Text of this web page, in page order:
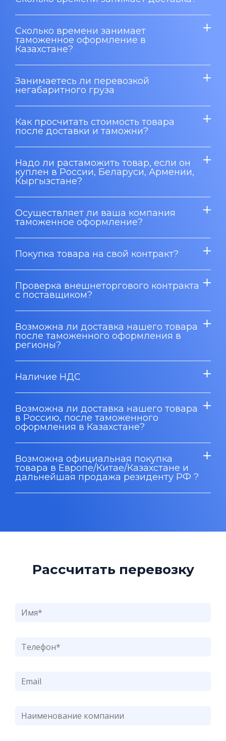
Сколько времени занимает
таможенное оформление в
Казахстане?
Занимаетесь ли перевозкой
негабаритного груза
Как просчитать стоимость товара
после доставки и таможни?
Надо ли растаможить товар, если он
куплен в России, Беларуси, Армении,
Кыргызстане?
Осуществляет ли ваша компания
таможенное оформление?
Покупка товара на свой контракт?
Проверка внешнеторгового контракта
с поставщиком?
Возможна ли доставка нашего товара
после таможенного оформления в
регионы?
Наличие НДС
Возможна ли доставка нашего товара
в Россию, после таможенного
оформления в Казахстане?
Возможна официальная покупка
товара в Европе/Китае/Казахстане и
дальнейшая продажа резиденту РФ ?
Рассчитать перевозку